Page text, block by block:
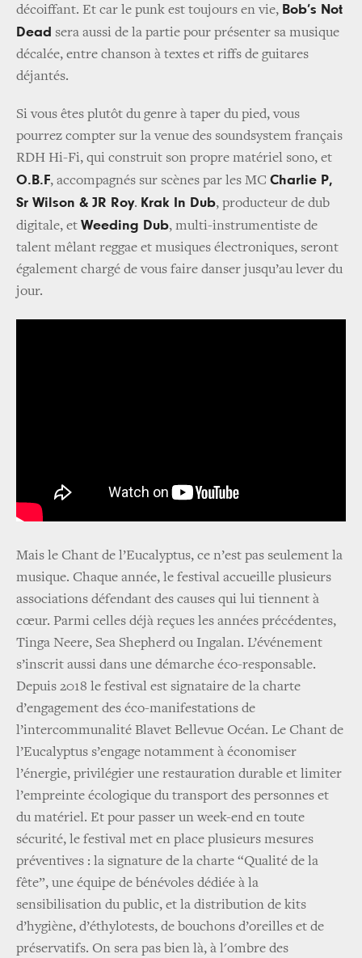
décoiffant. Et car le punk est toujours en vie, Bob’s Not
Dead sera aussi de la partie pour présenter sa musique
décalée, entre chanson à textes et riffs de guitares
déjantés.
Si vous êtes plutôt du genre à taper du pied, vous
pourrez compter sur la venue des soundsystem français
RDH Hi-Fi, qui construit son propre matériel sono, et
O.B.F, accompagnés sur scènes par les MC Charlie P,
Sr Wilson & JR Roy. Krak In Dub, producteur de dub
digitale, et Weeding Dub, multi-instrumentiste de
talent mêlant reggae et musiques électroniques, seront
également chargé de vous faire danser jusqu’au lever du
jour.
Mais le Chant de l’Eucalyptus, ce n’est pas seulement la
musique. Chaque année, le festival accueille plusieurs
associations défendant des causes qui lui tiennent à
cœur. Parmi celles déjà reçues les années précédentes,
Tinga Neere, Sea Shepherd ou Ingalan. L’événement
s’inscrit aussi dans une démarche éco-responsable.
Depuis 2018 le festival est signataire de la charte
d’engagement des éco-manifestations de
l’intercommunalité Blavet Bellevue Océan. Le Chant de
l’Eucalyptus s’engage notamment à économiser
l’énergie, privilégier une restauration durable et limiter
l’empreinte écologique du transport des personnes et
du matériel. Et pour passer un week-end en toute
sécurité, le festival met en place plusieurs mesures
préventives : la signature de la charte “Qualité de la
fête”, une équipe de bénévoles dédiée à la
sensibilisation du public, et la distribution de kits
d’hygiène, d’éthylotests, de bouchons d’oreilles et de
préservatifs. On sera pas bien là, à l'ombre des